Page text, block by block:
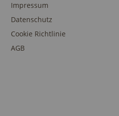
Impressum
Datenschutz
Cookie Richtlinie
AGB